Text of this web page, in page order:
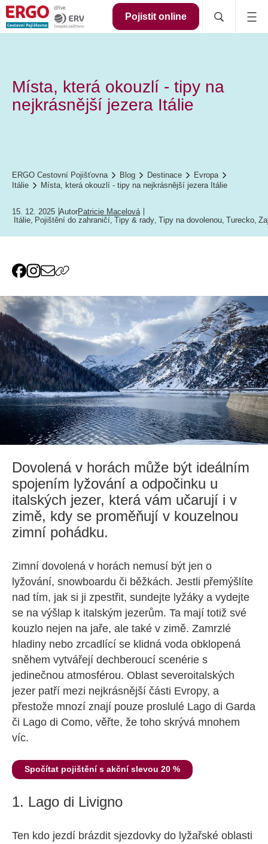
Pojistit online
Místa, která okouzlí - tipy na
nejkrásnější jezera Itálie
ERGO Cestovní Pojišťovna Blog Destinace
Evropa
Itálie
Místa, která okouzlí - tipy na nejkrásnější jezera Itálie
15. 12. 2025 AutorPatricie Macelová
Itálie, Pojištění do zahraničí, Tipy & rady, Tipy na dovolenou, Turecko,
Dovolená v horách může být ideálním
spojením lyžování a odpočinku u
italských jezer, která vám učarují i v
zimě, kdy se proměňují v kouzelnou
zimní pohádku.
Zimní dovolená v horách nemusí být jen o
lyžování, snowboardu či běžkách. Jestli přemýšlíte
nad tím, jak si ji zpestřit, sundejte lyžáky a vydejte
se na výšlap k italským jezerům. Ta mají totiž své
kouzlo nejen na jaře, ale také v zimě. Zamrzlé
hladiny nebo zrcadlící se klidná voda obklopená
sněhem vytvářejí dechberoucí scenérie s
jedinečnou atmosférou. Oblast severoitalských
jezer patří mezi nejkrásnější části Evropy, a
přestože mnozí znají pouze proslulé Lago di Garda
či Lago di Como, věřte, že toho skrývá mnohem
víc.
Spočítat pojištění s akční slevou 20 %
1. Lago di Livigno
Ten kdo jezdí brázdit sjezdovky do lyžařské oblasti